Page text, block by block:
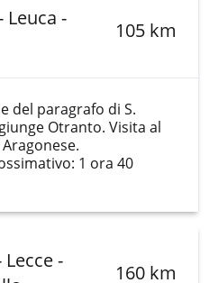
Leuca -
105 km
del paragrafo di S.
Otranto. Visita al
1 ora 40
-
160 km